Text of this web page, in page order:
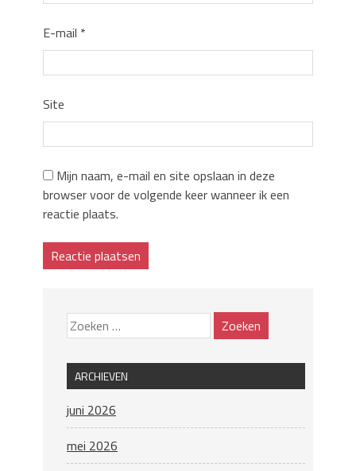
E-mail *
Site
Mijn naam, e-mail en site opslaan in deze
browser voor de volgende keer wanneer ik een
reactie plaats.
ARCHIEVEN
juni 2026
mei 2026